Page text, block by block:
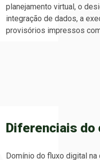
planejamento virtual, o
integração de dados, a
provisórios impressos
Diferenciais do
Domínio do fluxo digital